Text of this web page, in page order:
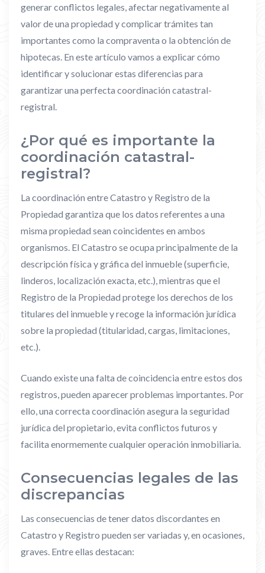
generar conflictos legales, afectar negativamente al
valor de una propiedad y complicar trámites tan
importantes como la compraventa o la obtención de
hipotecas. En este artículo vamos a explicar cómo
identificar y solucionar estas diferencias para
garantizar una perfecta coordinación catastral-
registral.
¿Por qué es importante la
coordinación catastral-
registral?
La coordinación entre Catastro y Registro de la
Propiedad garantiza que los datos referentes a una
misma propiedad sean coincidentes en ambos
organismos. El Catastro se ocupa principalmente de la
descripción física y gráfica del inmueble (superficie,
linderos, localización exacta, etc.), mientras que el
Registro de la Propiedad protege los derechos de los
titulares del inmueble y recoge la información jurídica
sobre la propiedad (titularidad, cargas, limitaciones,
etc.).
Cuando existe una falta de coincidencia entre estos dos
registros, pueden aparecer problemas importantes. Por
ello, una correcta coordinación asegura la seguridad
jurídica del propietario, evita conflictos futuros y
facilita enormemente cualquier operación inmobiliaria.
Consecuencias legales de las
discrepancias
Las consecuencias de tener datos discordantes en
Catastro y Registro pueden ser variadas y, en ocasiones,
graves. Entre ellas destacan: